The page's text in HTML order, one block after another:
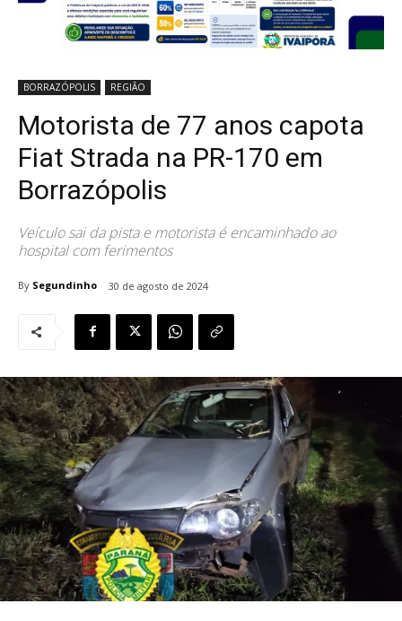
BORRAZÓPOLIS REGIÃO
Motorista de 77 anos capota
Fiat Strada na PR-170 em
Borrazópolis
Veículo sai da pista e motorista é encaminhado ao
hospital com ferimentos
By Segundinho 30 de agosto de 2024